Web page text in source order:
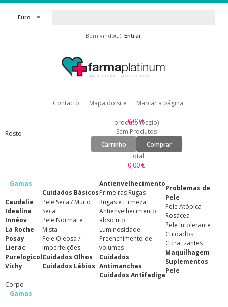
Euro
Bem vindo(a), Entrar.
Contacto Mapa do site Marcar a página
0,00 €
produto (vazio)
Sem Produtos
Carrinho
Comprar
Total
0,00 €
Rosto
Gamas
Caudalie
Idealina
Innéov
La Roche
Posay
Lierac
Purelogicol
Vichy
Cuidados Básicos
Pele Seca / Muito
Seca
Pele Normal e
Mista
Pele Oleosa /
Imperfeições
Cuidados Olhos
Cuidados Lábios
Antienvelhecimento
Primeiras Rugas
Rugas e Firmeza
Antienvelhecimento
absoluto
Luminosidade
Preenchimento de
volumes
Cuidados
Antimanchas
Cuidados Antifadiga
Problemas de
Pele
Pele Atópica
Rosácea
Pele Intolerante
Cuidados
Cicratizantes
Maquilhagem
Suplementos
Pele
Corpo
Gamas